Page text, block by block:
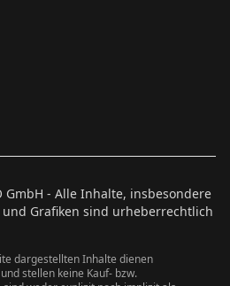
GmbH - Alle Inhalte, insbesondere
und Grafiken sind urheberrechtlich
dargestellten Inhalte dienen
stellen keine Kauf- bzw.